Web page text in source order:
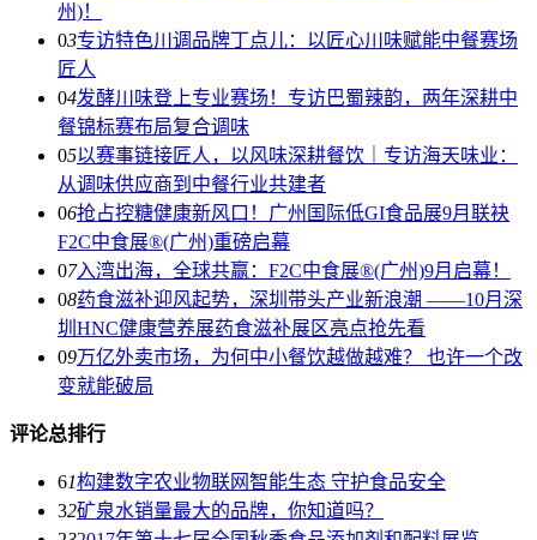
州)！
03专访特色川调品牌丁点儿：以匠心川味赋能中餐赛场
匠人
04发酵川味登上专业赛场！专访巴蜀辣韵，两年深耕中
餐锦标赛布局复合调味
05以赛事链接匠人，以风味深耕餐饮｜专访海天味业：
从调味供应商到中餐行业共建者
06抢占控糖健康新风口！广州国际低GI食品展9月联袂
F2C中食展®(广州)重磅启幕
07入湾出海，全球共赢：F2C中食展®(广州)9月启幕！
08药食滋补迎风起势，深圳带头产业新浪潮 ——10月深
圳HNC健康营养展药食滋补展区亮点抢先看
09万亿外卖市场，为何中小餐饮越做越难？ 也许一个改
变就能破局
评论总排行
61构建数字农业物联网智能生态 守护食品安全
32矿泉水销量最大的品牌，你知道吗？